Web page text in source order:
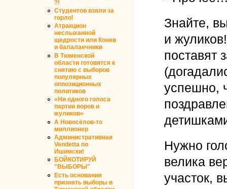
?!
Студентов взяли за
горло!
Атракцион
неслыханной
щедрости или Конев
и балалаечники
В Тюменской
области готовятся к
снятию с выборов
популярных
оппозиционных
политиков
«Ни одного голоса
партии воров и
жуликов»
А Новосёлов-то
миллионер
Административная
Vendetta по
Ишимски!
БОЙКОТИРУЙ
"ВЫБОРЫ"
Есть основания
признать выборы в
Знайте,
и
поставят
успешно,
Нужно
велика
участок,